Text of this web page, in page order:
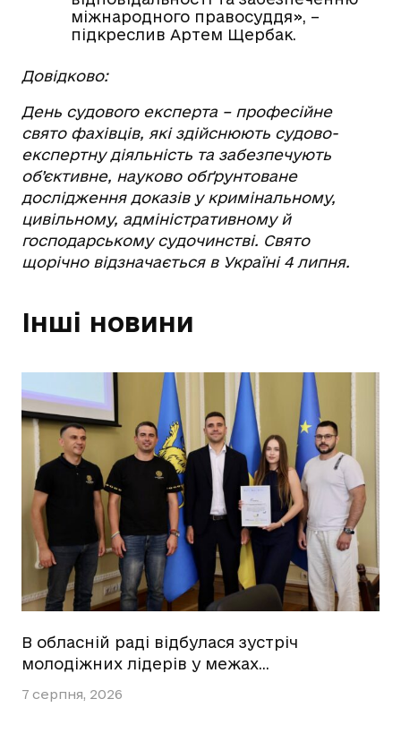
міжнародного правосуддя», –
підкреслив Артем Щербак.
Довідково:
День судового експерта – професійне
свято фахівців, які здійснюють судово-
експертну діяльність та забезпечують
об’єктивне, науково обґрунтоване
дослідження доказів у кримінальному,
цивільному, адміністративному й
господарському судочинстві. Свято
щорічно відзначається в Україні 4 липня.
Інші новини
В обласній раді відбулася зустріч
молодіжних лідерів у межах…
7 серпня, 2026